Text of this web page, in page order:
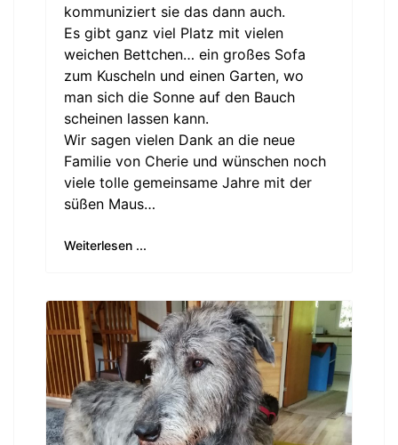
kommuniziert sie das dann auch.
Es gibt ganz viel Platz mit vielen
weichen Bettchen… ein großes Sofa
zum Kuscheln und einen Garten, wo
man sich die Sonne auf den Bauch
scheinen lassen kann.
Wir sagen vielen Dank an die neue
Familie von Cherie und wünschen noch
viele tolle gemeinsame Jahre mit der
süßen Maus…
Weiterlesen ...